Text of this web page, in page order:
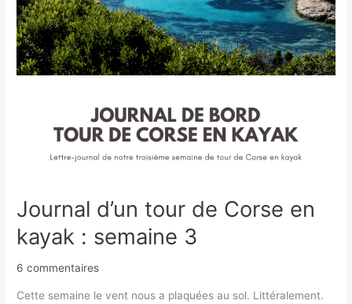
Journal d’un tour de Corse en
kayak : semaine 3
6 commentaires
Cette semaine le vent nous a plaquées au sol. Littéralement.
en
kayak
:
semaine
3